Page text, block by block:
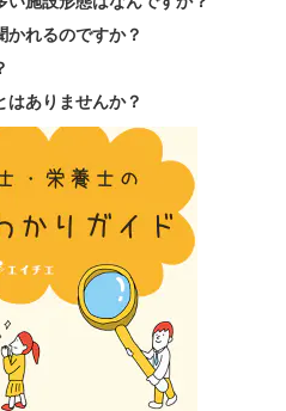
れるのですか？
ありませんか？